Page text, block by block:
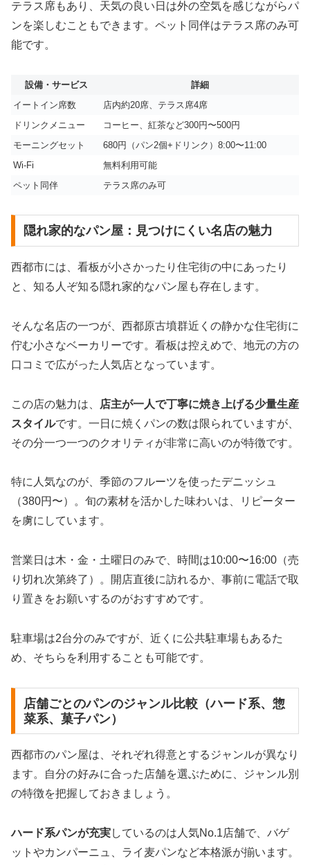
テラス席もあり、天気の良い日は外の空気を感じながらパ
ンを楽しむこともできます。ペット同伴はテラス席のみ可
能です。
設備・サービス
詳細
イートイン席数
店内約20席、テラス席4席
ドリンクメニュー
コーヒー、紅茶など300円〜500円
モーニングセット
680円（パン2個+ドリンク）8:00〜11:00
Wi-Fi
無料利用可能
ペット同伴
テラス席のみ可
隠れ家的なパン屋：見つけにくい名店の魅力
西都市には、看板が小さかったり住宅街の中にあったり
と、知る人ぞ知る隠れ家的なパン屋も存在します。
そんな名店の一つが、西都原古墳群近くの静かな住宅街に
佇む小さなベーカリーです。看板は控えめで、地元の方の
口コミで広がった人気店となっています。
この店の魅力は、
店主が一人で丁寧に焼き上げる少量生産
スタイルです。一日に焼くパンの数は限られていますが、
その分一つ一つのクオリティが非常に高いのが特徴です。
特に人気なのが、季節のフルーツを使ったデニッシュ
（380円〜）。旬の素材を活かした味わいは、リピーター
を虜にしています。
営業日は木・金・土曜日のみで、時間は10:00〜16:00（売
り切れ次第終了）。開店直後に訪れるか、事前に電話で取
り置きをお願いするのがおすすめです。
駐車場は2台分のみですが、近くに公共駐車場もあるた
め、そちらを利用することも可能です。
店舗ごとのパンのジャンル比較（ハード系、惣
菜系、菓子パン）
西都市のパン屋は、それぞれ得意とするジャンルが異なり
ます。自分の好みに合った店舗を選ぶために、ジャンル別
の特徴を把握しておきましょう。
ハード系パンが充実しているのは人気No.1店舗で、バゲ
ットやカンパーニュ、ライ麦パンなど本格派が揃います。